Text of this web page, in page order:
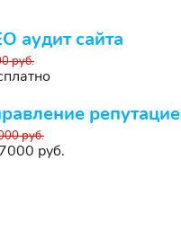
аудит сайта
руб.
руб.
руб.